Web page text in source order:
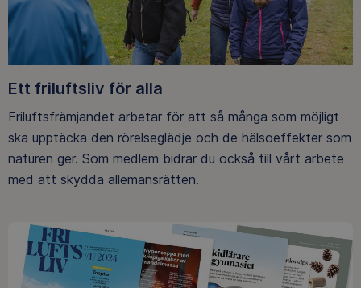
Ett friluftsliv för alla
Friluftsfrämjandet arbetar för att så många som möjligt
ska upptäcka den rörelseglädje och de hälsoeffekter som
naturen ger. Som medlem bidrar du också till vårt arbete
med att skydda allemansrätten.